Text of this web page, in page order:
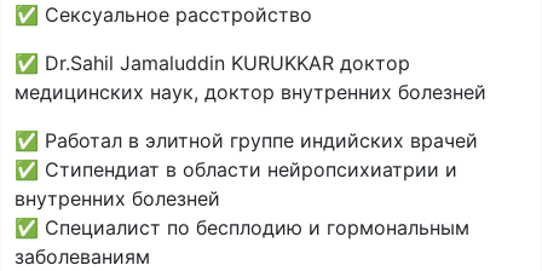
✅ Сексуальное расстройство
✅ Dr.Sahil Jamaluddin KURUKKAR доктор
медицинских наук, доктор внутренних болезней
✅ Работал в элитной группе индийских врачей
✅ Стипендиат в области нейропсихиатрии и
внутренних болезней
✅ Специалист по бесплодию и гормональным
заболеваниям